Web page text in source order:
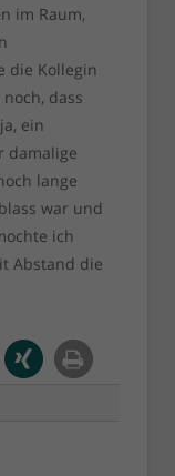
im Raum,
die Kollegin
dass
ein
damalige
lange
war und
ich
Abstand die